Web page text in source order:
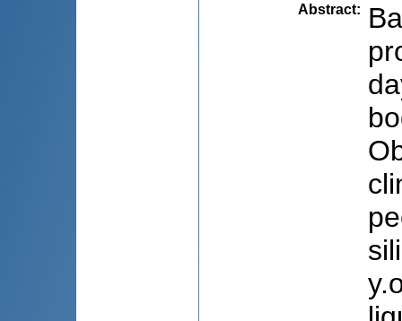
Abstract: